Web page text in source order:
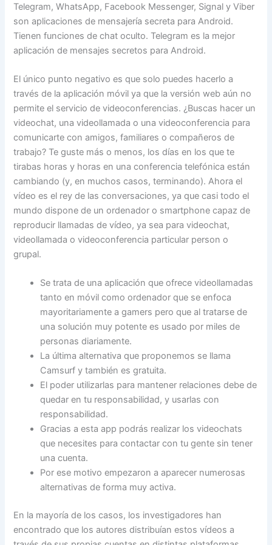
Telegram, WhatsApp, Facebook Messenger, Signal y Viber
son aplicaciones de mensajería secreta para Android.
Tienen funciones de chat oculto. Telegram es la mejor
aplicación de mensajes secretos para Android.
El único punto negativo es que solo puedes hacerlo a
través de la aplicación móvil ya que la versión web aún no
permite el servicio de videoconferencias. ¿Buscas hacer un
videochat, una videollamada o una videoconferencia para
comunicarte con amigos, familiares o compañeros de
trabajo? Te guste más o menos, los días en los que te
tirabas horas y horas en una conferencia telefónica están
cambiando (y, en muchos casos, terminando). Ahora el
vídeo es el rey de las conversaciones, ya que casi todo el
mundo dispone de un ordenador o smartphone capaz de
reproducir llamadas de vídeo, ya sea para videochat,
videollamada o videoconferencia particular person o
grupal.
Se trata de una aplicación que ofrece videollamadas
tanto en móvil como ordenador que se enfoca
mayoritariamente a gamers pero que al tratarse de
una solución muy potente es usado por miles de
personas diariamente.
La última alternativa que proponemos se llama
Camsurf y también es gratuita.
El poder utilizarlas para mantener relaciones debe de
quedar en tu responsabilidad, y usarlas con
responsabilidad.
Gracias a esta app podrás realizar los videochats
que necesites para contactar con tu gente sin tener
una cuenta.
Por ese motivo empezaron a aparecer numerosas
alternativas de forma muy activa.
En la mayoría de los casos, los investigadores han
encontrado que los autores distribuían estos vídeos a